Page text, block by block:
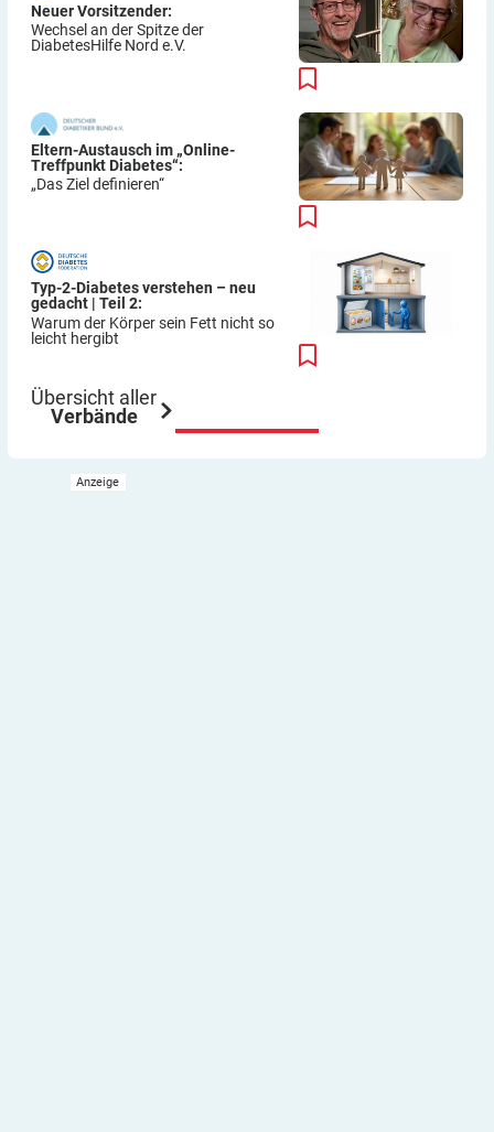
Neuer Vorsitzender:
Wechsel an der Spitze der
DiabetesHilfe Nord e.V.
Eltern-Austausch im „Online-
Treffpunkt Diabetes“:
„Das Ziel definieren“
Typ-2-Diabetes verstehen – neu
gedacht | Teil 2:
Warum der Körper sein Fett nicht so
leicht hergibt
Übersicht aller
Verbände